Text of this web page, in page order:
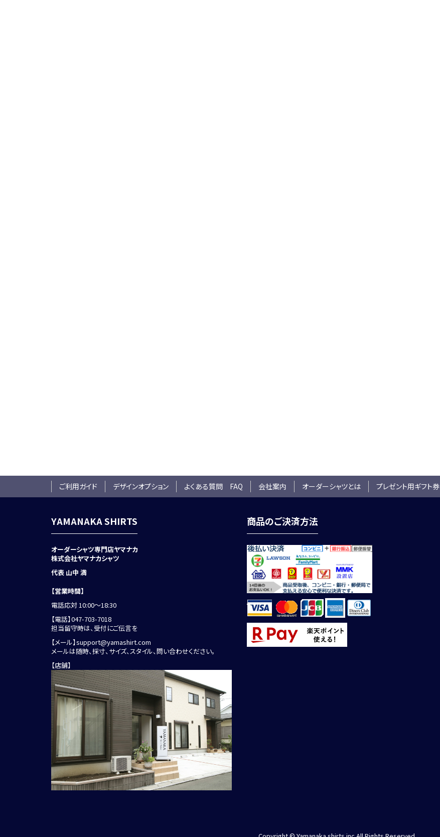
ご利用ガイド デザインオプション よくある質問 FAQ 会社案内 オーダーシャツとは プレゼント用ギフト券
YAMANAKA SHIRTS
オーダーシャツ専門店ヤマナカ
株式会社ヤマナカシャツ
代表 山中 満
【営業時間】
電話応対 10:00～18:30
【電話】047-703-7018
担当留守時は、受付にご伝言を
【メール】support@yamashirt.com
メールは随時、採寸、サイズ、スタイル、問い合わせください。
【店舗】
商品のご決済方法